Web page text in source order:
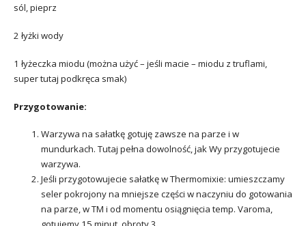
sól, pieprz
2 łyżki wody
1 łyżeczka miodu (można użyć – jeśli macie – miodu z truflami,
super tutaj podkręca smak)
Przygotowanie:
Warzywa na sałatkę gotuję zawsze na parze i w
mundurkach. Tutaj pełna dowolność, jak Wy przygotujecie
warzywa.
Jeśli przygotowujecie sałatkę w Thermomixie: umieszczamy
seler pokrojony na mniejsze części w naczyniu do gotowania
na parze, w TM i od momentu osiągnięcia temp. Varoma,